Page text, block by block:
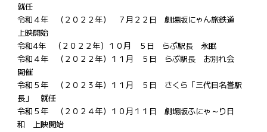
就任
令和４年 （２０２２年） ７月２２日 劇場版にゃん旅鉄道
上映開始
令和4年 （２０２２年）１０月 ５日 らぶ駅長 永眠
令和４年 （２０２２年）１１月 ５日 らぶ駅長 お別れ会
開催
令和５年 （２０２３年）１１月 ５日 さくら「三代目名誉駅
長」 就任
令和５年 （２０２４年）１０月１１日 劇場版ふにゃ～り日
和 上映開始